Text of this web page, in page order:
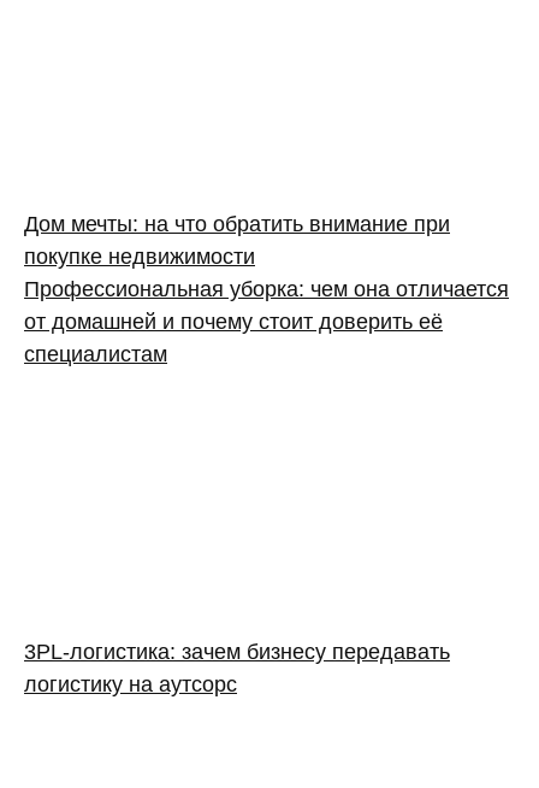
Дом мечты: на что обратить внимание при
покупке недвижимости
Профессиональная уборка: чем она отличается
от домашней и почему стоит доверить её
специалистам
3PL‑логистика: зачем бизнесу передавать
логистику на аутсорс